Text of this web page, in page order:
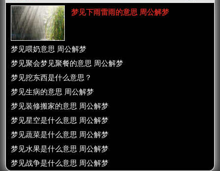
梦见下雨雷雨的意思 周公解梦
梦见喂奶意思 周公解梦
梦见聚会梦见聚餐的意思 周公解梦
梦见挖东西是什么意思？
梦见生病的意思 周公解梦
梦见装修搬家的意思 周公解梦
梦见星空是什么意思 周公解梦
梦见蔬菜是什么意思 周公解梦
梦见水果是什么意思 周公解梦
梦见战争是什么意思 周公解梦